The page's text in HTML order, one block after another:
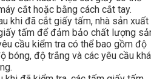
cắt hoặc bằng cách cắt tay.
khi đã cắt giấy tấm, nhà sản xuất
tấm để đảm bảo chất lượng
cầu kiểm tra có thể bao gồm độ
bóng, độ trắng và các yêu cầu